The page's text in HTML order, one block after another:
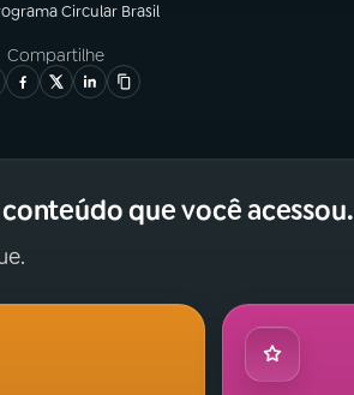
Circular Brasil
Compartilhe
que você acessou.